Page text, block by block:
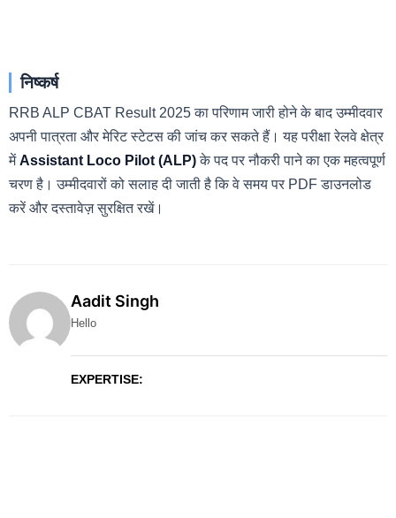
निष्कर्ष
RRB ALP CBAT Result 2025 का परिणाम जारी होने के बाद उम्मीदवार
अपनी पात्रता और मेरिट स्टेटस की जांच कर सकते हैं। यह परीक्षा रेलवे क्षेत्र
मेंAssistant Loco Pilot (ALP)के पद पर नौकरी पाने का एक महत्वपूर्ण
चरण है। उम्मीदवारों को सलाह दी जाती है कि वे समय पर PDF डाउनलोड
करें और दस्तावेज़ सुरक्षित रखें।
Aadit Singh
Hello
EXPERTISE: